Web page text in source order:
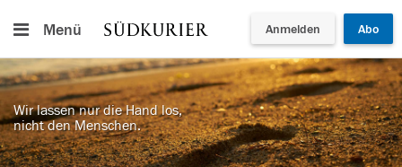
Menü Anmelden Abo
Wir lassen nur die Hand los,
nicht den Menschen.